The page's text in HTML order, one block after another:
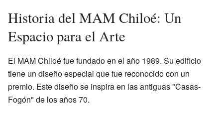
Historia del MAM Chiloé: Un
Espacio para el Arte
El MAM Chiloé fue fundado en el año 1989. Su edificio
tiene un diseño especial que fue reconocido con un
premio. Este diseño se inspira en las antiguas "Casas-
Fogón" de los años 70.